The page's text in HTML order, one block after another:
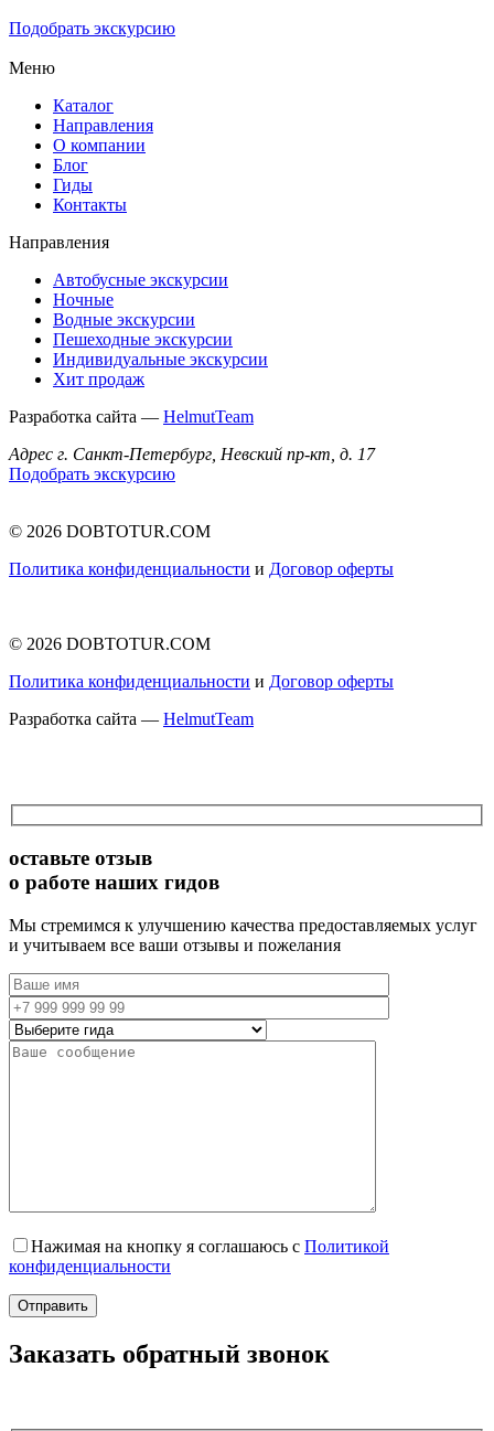
Подобрать экскурсию
Меню
Каталог
Направления
О компании
Блог
Гиды
Контакты
Направления
Автобусные экскурсии
Ночные
Водные экскурсии
Пешеходные экскурсии
Индивидуальные экскурсии
Хит продаж
Разработка сайта — HelmutTeam
Адрес г. Санкт-Петербург, Невский пр-кт, д. 17
Подобрать экскурсию
© 2026 DOBTOTUR.COM
Политика конфиденциальности и Договор оферты
© 2026 DOBTOTUR.COM
Политика конфиденциальности и Договор оферты
Разработка сайта — HelmutTeam
оставьте отзыв
о работе наших гидов
Мы стремимся к улучшению качества предоставляемых услуг
и учитываем все ваши отзывы и пожелания
Нажимая на кнопку я соглашаюсь с Политикой
конфиденциальности
Заказать обратный звонок